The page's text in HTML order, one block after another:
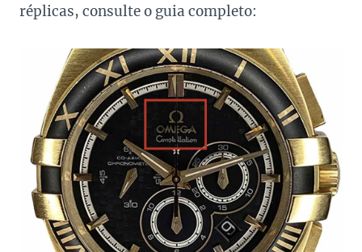
réplicas, consulte o guia completo: